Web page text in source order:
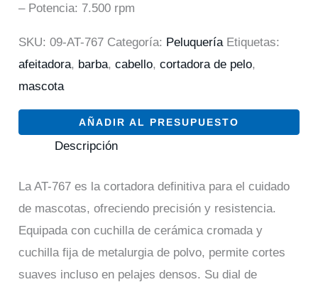
– Potencia: 7.500 rpm
SKU:09-AT-767 Categoría: Peluquería Etiquetas:
afeitadora, barba,cabello,cortadora de pelo,
mascota
AÑADIR AL PRESUPUESTO
Descripción
La AT-767 es la cortadora definitiva para el cuidado
de mascotas, ofreciendo precisión y resistencia.
Equipada con cuchilla de cerámica cromada y
cuchilla fija de metalurgia de polvo, permite cortes
suaves incluso en pelajes densos. Su dial de